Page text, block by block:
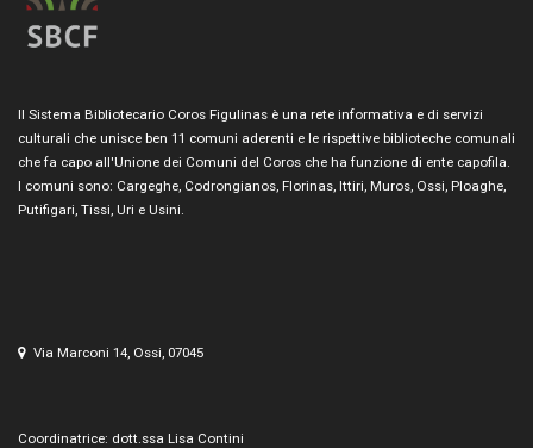
Il Sistema Bibliotecario Coros Figulinas è una rete informativa e di servizi
culturali che unisce ben 11 comuni aderenti e le rispettive biblioteche comunali
che fa capo all'Unione dei Comuni del Coros che ha funzione di ente capofila.
I comuni sono: Cargeghe, Codrongianos, Florinas, Ittiri, Muros, Ossi, Ploaghe,
Putifigari, Tissi, Uri e Usini.
Via Marconi 14, Ossi, 07045
Coordinatrice: dott.ssa Lisa Contini